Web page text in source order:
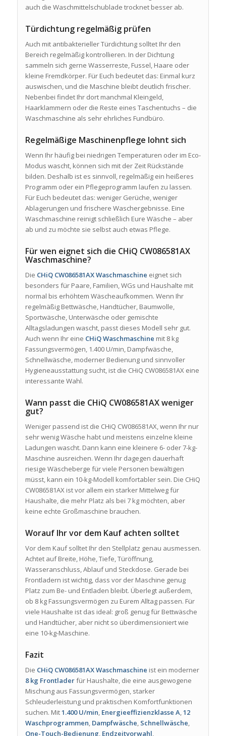
auch die Waschmittelschublade trocknet besser ab.
Türdichtung regelmäßig prüfen
Auch mit antibakterieller Türdichtung solltet Ihr den
Bereich regelmäßig kontrollieren. In der Dichtung
sammeln sich gerne Wasserreste, Fussel, Haare oder
kleine Fremdkörper. Für Euch bedeutet das: Einmal kurz
auswischen, und die Maschine bleibt deutlich frischer.
Nebenbei findet Ihr dort manchmal Kleingeld,
Haarklammern oder die Reste eines Taschentuchs – die
Waschmaschine als sehr ehrliches Fundbüro.
Regelmäßige Maschinenpflege lohnt sich
Wenn Ihr häufig bei niedrigen Temperaturen oder im Eco-
Modus wascht, können sich mit der Zeit Rückstände
bilden. Deshalb ist es sinnvoll, regelmäßig ein heißeres
Programm oder ein Pflegeprogramm laufen zu lassen.
Für Euch bedeutet das: weniger Gerüche, weniger
Ablagerungen und frischere Waschergebnisse. Eine
Waschmaschine reinigt schließlich Eure Wäsche – aber
ab und zu möchte sie selbst auch etwas Pflege.
Für wen eignet sich die CHiQ CW086581AX
Waschmaschine?
Die CHiQ CW086581AX Waschmaschine eignet sich
besonders für Paare, Familien, WGs und Haushalte mit
normal bis erhöhtem Wäscheaufkommen. Wenn Ihr
regelmäßig Bettwäsche, Handtücher, Baumwolle,
Sportwäsche, Unterwäsche oder gemischte
Alltagsladungen wascht, passt dieses Modell sehr gut.
Auch wenn Ihr eine CHiQ Waschmaschine mit 8 kg
Fassungsvermögen, 1.400 U/min, Dampfwäsche,
Schnellwäsche, moderner Bedienung und sinnvoller
Hygieneausstattung sucht, ist die CHiQ CW086581AX eine
interessante Wahl.
Wann passt die CHiQ CW086581AX weniger
gut?
Weniger passend ist die CHiQ CW086581AX, wenn Ihr nur
sehr wenig Wäsche habt und meistens einzelne kleine
Ladungen wascht. Dann kann eine kleinere 6- oder 7-kg-
Maschine ausreichen. Wenn Ihr dagegen dauerhaft
riesige Wäscheberge für viele Personen bewältigen
müsst, kann ein 10-kg-Modell komfortabler sein. Die CHiQ
CW086581AX ist vor allem ein starker Mittelweg für
Haushalte, die mehr Platz als bei 7 kg möchten, aber
keine echte Großmaschine brauchen.
Worauf Ihr vor dem Kauf achten solltet
Vor dem Kauf solltet Ihr den Stellplatz genau ausmessen.
Achtet auf Breite, Höhe, Tiefe, Türöffnung,
Wasseranschluss, Ablauf und Steckdose. Gerade bei
Frontladern ist wichtig, dass vor der Maschine genug
Platz zum Be- und Entladen bleibt. Überlegt außerdem,
ob 8 kg Fassungsvermögen zu Eurem Alltag passen. Für
viele Haushalte ist das ideal: groß genug für Bettwäsche
und Handtücher, aber nicht so überdimensioniert wie
eine 10-kg-Maschine.
Fazit
Die CHiQ CW086581AX Waschmaschine ist ein moderner
8 kg Frontladerfür Haushalte, die eine ausgewogene
Mischung aus Fassungsvermögen, starker
Schleuderleistung und praktischen Komfortfunktionen
suchen. Mit1.400 U/min, Energieeffizienzklasse A,12
Waschprogrammen, Dampfwäsche, Schnellwäsche,
One-Touch-Bedienung, Endzeitvorwahl,